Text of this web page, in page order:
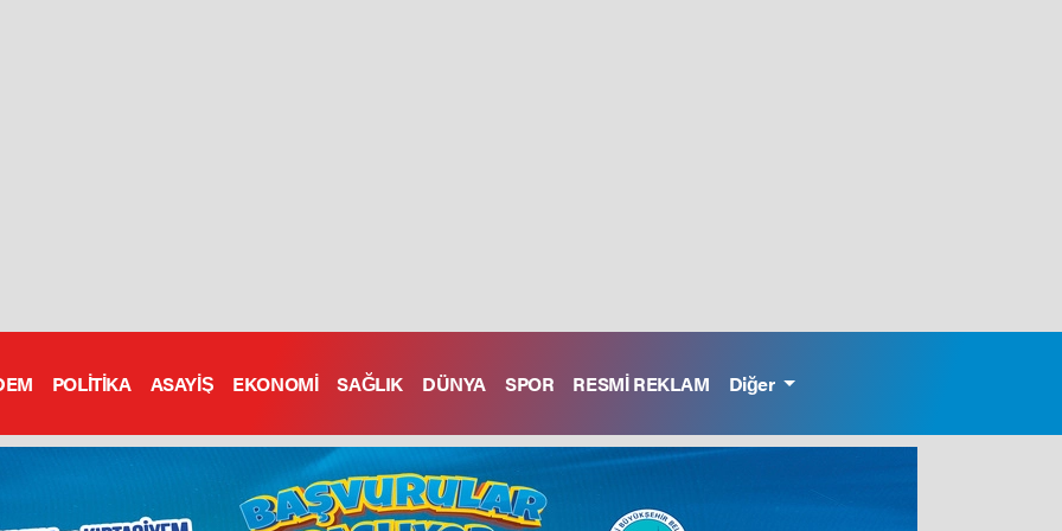
POLİTİKA ASAYİŞ EKONOMİ SAĞLIK DÜNYA SPOR RESMİ REKLAM Diğer